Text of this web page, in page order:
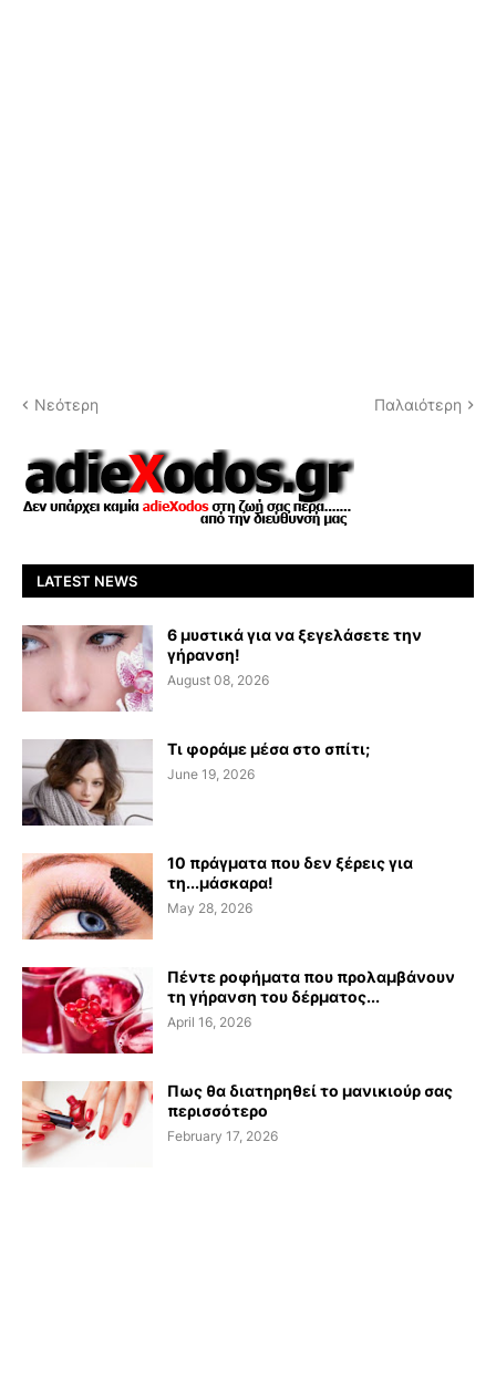
Νεότερη Παλαιότερη
LATEST NEWS
6 μυστικά για να ξεγελάσετε την
γήρανση!
August 08, 2026
Τι φοράμε μέσα στο σπίτι;
June 19, 2026
10 πράγματα που δεν ξέρεις για
τη...μάσκαρα!
May 28, 2026
Πέντε ροφήματα που προλαμβάνουν
τη γήρανση του δέρματος...
April 16, 2026
Πως θα διατηρηθεί το μανικιούρ σας
περισσότερο
February 17, 2026